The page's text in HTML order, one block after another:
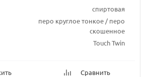
спиртовая
перо круглое тонкое / перо
скошенное
Touch Twin
Сравнить